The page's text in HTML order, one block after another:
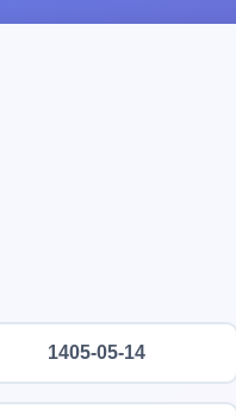
1405-05-14